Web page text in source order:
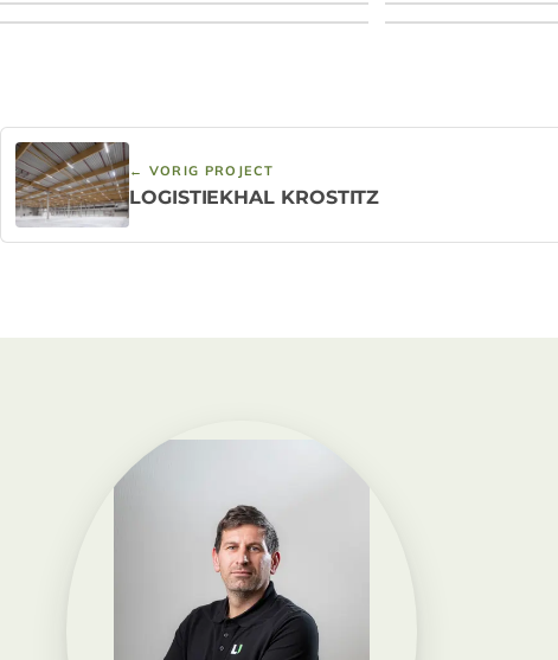
← VORIG PROJECT
LOGISTIEKHAL KROSTITZ